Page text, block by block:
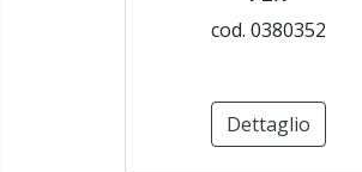
cod. 0380352
Dettaglio